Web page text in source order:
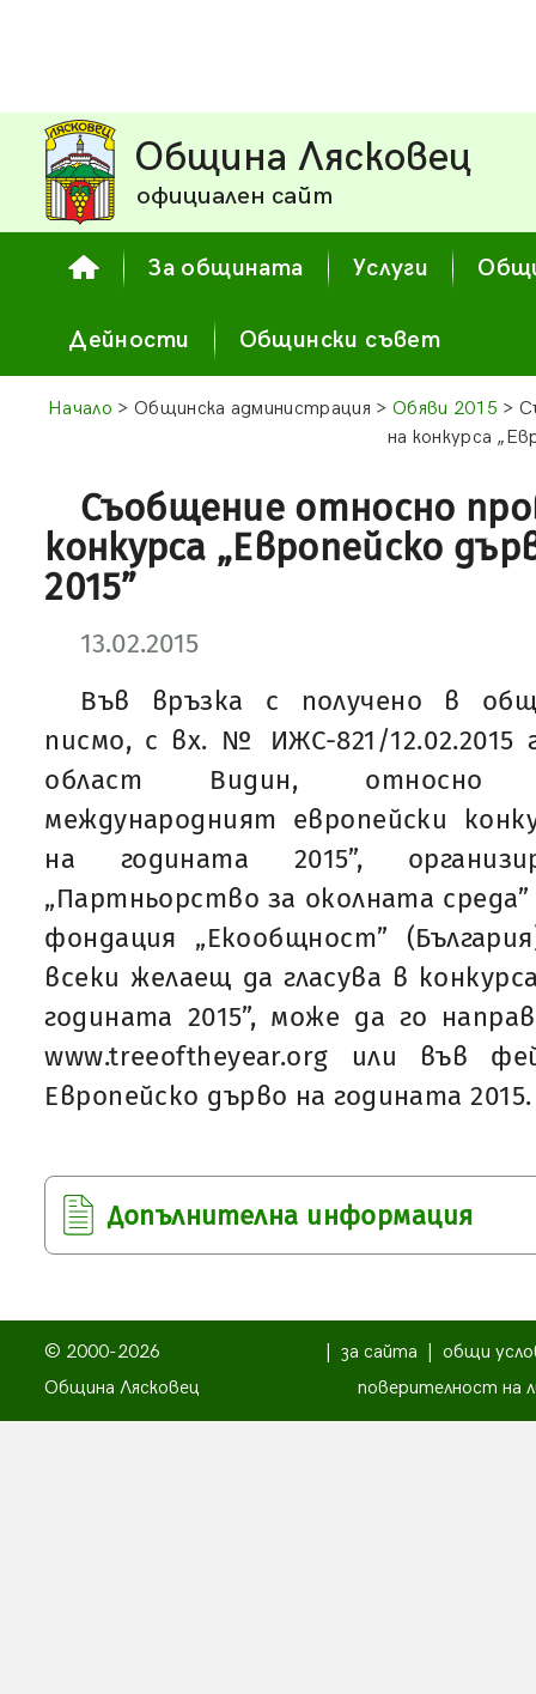
Община Лясковец
официален сайт
За общината Услуги
Дейности Общински съвет
Начало > Общинска администрация > Обяви 2015 >
на конкурса
Съобщение относно
конкурса „Европейско
2015”
13.02.2015
Във връзка с получено в
писмо, с вх. № ИЖС-821/
област Видин, относно
международният европейски
на годината 2015”,
„Партньорство за околната
фондация „Екообщност”
всеки желаещ да гласува в
годината 2015”, може да го
www.treeoftheyear.org или във
Европейско дърво на годината 2015.
Допълнителна информация
© 2000-2026
Община Лясковец
за сайта
общи
поверителност на